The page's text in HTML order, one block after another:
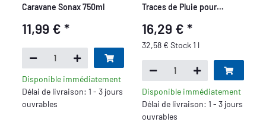
Caravane Sonax 750ml
11,99 €*
Disponible immédiatement
Délai de livraison: 1 - 3 jours
ouvrables
Traces de Pluie pour
16,29 € *
32,58 € Stock 1 l
Disponible immédiatement
Délai de livraison: 1 - 3 jours
ouvrables